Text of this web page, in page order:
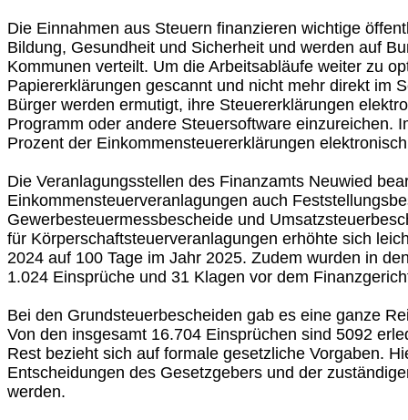
Die Einnahmen aus Steuern finanzieren wichtige
Bildung, Gesundheit und Sicherheit und werden auf
Kommunen verteilt. Um die Arbeitsabläufe weiter zu
Papiererklärungen gescannt und nicht mehr direkt im
Bürger werden ermutigt, ihre Steuererklärungen
Programm oder andere Steuersoftware einzureichen.
Prozent der Einkommensteuererklärungen
Die Veranlagungsstellen des Finanzamts Neuwied
Einkommensteuerveranlagungen auch
Gewerbesteuermessbescheide und
für Körperschaftsteuerveranlagungen erhöhte sich
2024 auf 100 Tage im Jahr 2025. Zudem wurden in
1.024 Einsprüche und 31 Klagen vor dem
Bei den Grundsteuerbescheiden gab es eine ganze
Von den insgesamt 16.704 Einsprüchen sind 5092
Rest bezieht sich auf formale gesetzliche Vorgaben.
Entscheidungen des Gesetzgebers und der
werden.